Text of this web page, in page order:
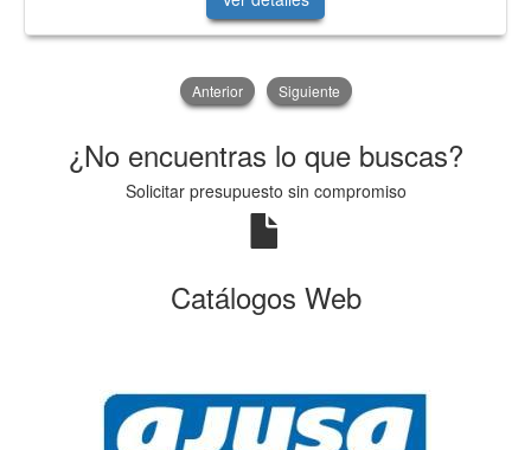
Anterior Siguiente
¿No encuentras lo que buscas?
Solicitar presupuesto sin compromiso
Catálogos Web